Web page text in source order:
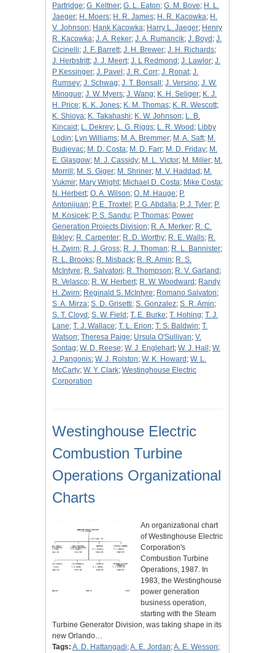
Partridge; G. Keltner; G. L. Eaton; G. M. Bove; H. L.
Jaeger; H. Moers; H. R. James; H. R. Kacowka; H.
V. Johnson; Hank Kacowka; Harry L. Jaeger; Henry
R. Kacowka; J. A. Reker; J. A. Rumancik; J. Boyd ; J.
Cicinelli; J. F. Barrett; J. H. Brewer; J. H. Richards;
J. Herbstritt; J. J. Meert; J. L Redmond ; J. Lawlor; J.
P Kessinger; J. Pavel ; J. R. Corr; J. Ronat; J.
Rumsey; J. Schwag; J. T. Bonsall ; J. Versino; J. W.
Minogue; J. W. Myers; J. Wang; K. H. Seliger; K. J.
H. Price; K. K. Jones; K. M. Thomas; K. R. Wescott;
K. Shioya; K. Takahashi; K. W. Johnson; L. B.
Kincaid ; L. Dekrey; L. G. Riggs; L. R. Wood ; Libby
Lodin; Lyn Williams; M. A. Bremmer; M. A. Saft; M.
Budjevac; M. D. Costa; M. D. Farr; M. D. Friday; M.
E. Glasgow; M. J. Cassidy; M. L. Victor; M. Miller; M.
Morrill ; M. S. Giger; M. Shriner; M. V. Haddad ; M.
Vukmir; Mary Wright; Michael D. Costa; Mike Costa;
N. Herbert; O. A. Wilson; O. M. Hauge; P.
Antonijuan; P. E. Troxtel ; P. G. Abdalla; P. J. Tyler; P.
M. Kosicek; P. S. Sandu; P. Thomas; Power
Generation Projects Division; R. A. Merker; R. C.
Bikley; R. Carpenter; R. D. Worthy; R. E. Walls; R.
H. Zwirn; R. J. Gross; R. J. Thoman; R. L. Bannister;
R. L. Brooks; R. Misback; R. R. Amin; R. S.
McIntyre; R. Salvatori; R. Thompson; R. V. Garland ;
R. Velasco; R. W. Herbert; R. W. Woodward ; Randy
H. Zwirn; Reginald S. McIntyre; Romano Salvatori;
S. A. Mirza; S. D. Grisetti; S. Gonzalez; S. R. Amin;
S. T. Cloyd ; S. W. Field ; T. E. Burke; T. Hohing; T. J.
Lane; T. J. Wallace; T. L. Erion; T. S. Baldwin; T.
Watson; Theresa Paige; Ursula O'Sullivan; V.
Sontag; W. D. Reese; W. J. Englehart; W. J. Hall ; W.
J. Pangonis; W. J. Rolston; W. K. Howard ; W. L.
McCarty; W. Y. Clark; Westinghouse Electric
Corporation
Westinghouse Electric
Combustion Turbine
Operations Organizational
Charts
An organizational chart
of Westinghouse Electric
Corporation's
Combustion Turbine
Operations, 1987. In
1983, the Westinghouse
power generation
business operation,
starting with the Steam
Turbine Generator Division, was taking shape in its
new Orlando…
Tags: A. D. Hattangadi;A. E. Jordan;A. E. Wesson;